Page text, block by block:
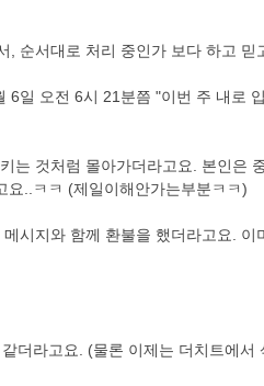
순서대로 처리 중인가 보다 하고 믿
일 오전 6시 21분쯤 "이번 주 내로
것처럼 몰아가더라고요. 본인은
요..ㅋㅋ (제일이해안가는부분ㅋㅋ)
시지와 함께 환불을 했더라고요.
더라고요. (물론 이제는 더치트에서